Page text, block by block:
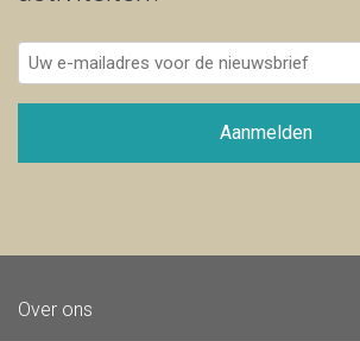
Uw
e-
mailadres
de
Aanmelden
Over ons